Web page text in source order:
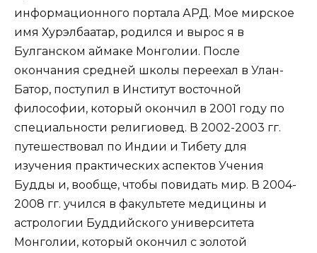
информационного портала АРД. Мое мирское
имя Хурэлбаатар, родился и вырос я в
Булганском аймаке Монголии. После
окончания средней школы переехал в Улан-
Батор, поступил в Институт восточной
философии, который окончил в 2001 году по
специальности религиовед. В 2002-2003 гг.
путешествовал по Индии и Тибету для
изучения практических аспектов Учения
Будды и, вообще, чтобы повидать мир. В 2004-
2008 гг. учился в факультете медицины и
астрологии Буддийского университета
Монголии, который окончил с золотой